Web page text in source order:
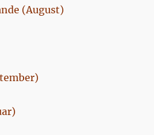
(August)